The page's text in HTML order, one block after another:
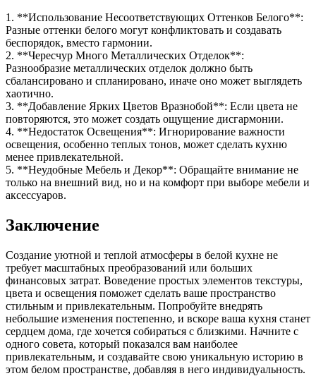
1. **Использование Несоответствующих Оттенков Белого**:
Разные оттенки белого могут конфликтовать и создавать
беспорядок, вместо гармонии.
2. **Чересчур Много Металлических Отделок**:
Разнообразие металлических отделок должно быть
сбалансировано и спланировано, иначе оно может выглядеть
хаотично.
3. **Добавление Ярких Цветов Вразнобой**: Если цвета не
повторяются, это может создать ощущение дисгармонии.
4. **Недостаток Освещения**: Игнорирование важности
освещения, особенно теплых тонов, может сделать кухню
менее привлекательной.
5. **Неудобные Мебель и Декор**: Обращайте внимание не
только на внешний вид, но и на комфорт при выборе мебели и
аксессуаров.
Заключение
Создание уютной и теплой атмосферы в белой кухне не
требует масштабных преобразований или больших
финансовых затрат. Воведение простых элементов текстуры,
цвета и освещения поможет сделать ваше пространство
стильным и привлекательным. Попробуйте внедрять
небольшие изменения постепенно, и вскоре ваша кухня станет
сердцем дома, где хочется собираться с близкими. Начните с
одного совета, который показался вам наиболее
привлекательным, и создавайте свою уникальную историю в
этом белом пространстве, добавляя в него индивидуальность.